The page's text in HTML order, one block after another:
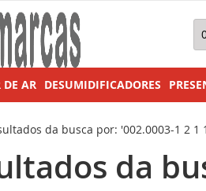
DE AR DESUMIDIFICADORES
da busca por: '002.0003-1 2 1
da